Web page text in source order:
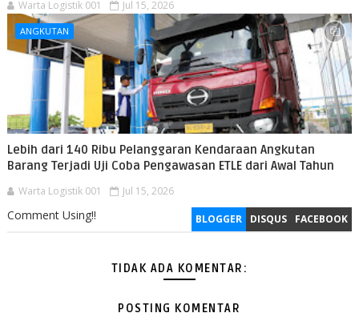
Warta Logistik 001 Jul 15, 2026
ANGKUTAN
Lebih dari 140 Ribu Pelanggaran Kendaraan Angkutan
Barang Terjadi Uji Coba Pengawasan ETLE dari Awal Tahun
Warta Logistik 001 Jul 15, 2026
BLOGGER DISQUS FACEBOOK
Comment Using!!
TIDAK ADA KOMENTAR:
POSTING KOMENTAR